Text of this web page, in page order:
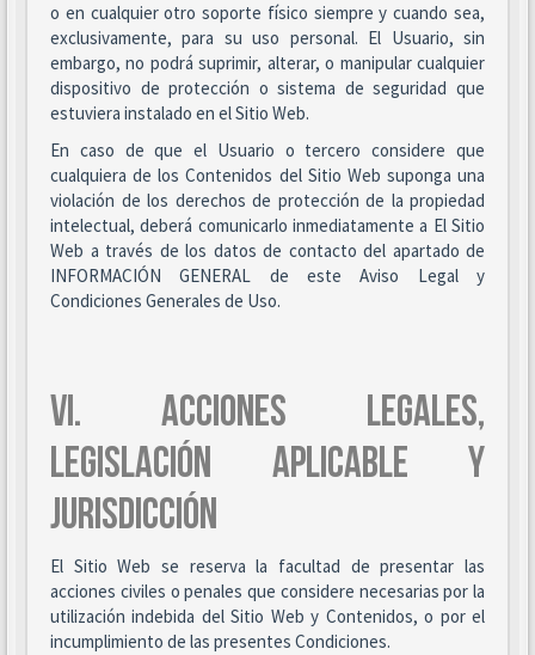
o en cualquier otro soporte físico siempre y cuando sea,
exclusivamente, para su uso personal. El Usuario, sin
embargo, no podrá suprimir, alterar, o manipular cualquier
dispositivo de protección o sistema de seguridad que
estuviera instalado en el Sitio Web.
En caso de que el Usuario o tercero considere que
cualquiera de los Contenidos del Sitio Web suponga una
violación de los derechos de protección de la propiedad
intelectual, deberá comunicarlo inmediatamente a El Sitio
Web a través de los datos de contacto del apartado de
INFORMACIÓN GENERAL de este Aviso Legal y
Condiciones Generales de Uso.
VI. ACCIONES LEGALES,
LEGISLACIÓN APLICABLE Y
JURISDICCIÓN
El Sitio Web se reserva la facultad de presentar las
acciones civiles o penales que considere necesarias por la
utilización indebida del Sitio Web y Contenidos, o por el
incumplimiento de las presentes Condiciones.